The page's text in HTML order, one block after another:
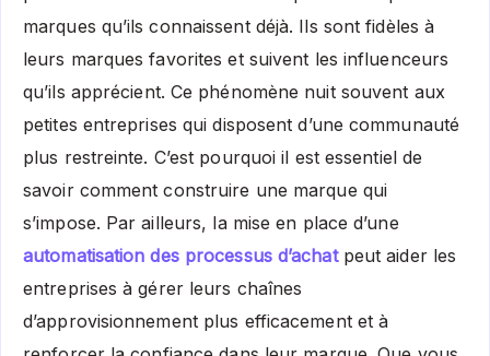
marques qu’ils connaissent déjà. Ils sont fidèles à
leurs marques favorites et suivent les influenceurs
qu’ils apprécient. Ce phénomène nuit souvent aux
petites entreprises qui disposent d’une communauté
plus restreinte. C’est pourquoi il est essentiel de
savoir comment construire une marque qui
s’impose. Par ailleurs, la mise en place d’une
automatisation des processus d’achatpeut aider les
entreprises à gérer leurs chaînes
d’approvisionnement plus efficacement et à